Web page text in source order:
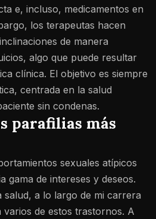
e, incluso, medicamentos en
los terapeutas hacen
de manera
algo que puede resultar
clínica. El objetivo es siempre
centrada en la salud
sin condenas.
parafilias más
sexuales atípicos
gama de intereses y deseos.
salud, a lo largo de mi carrera
de estos trastornos. A